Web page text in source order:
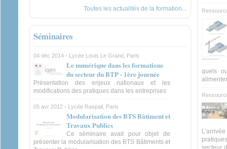
Toutes les actualités de la formation...
Séminaires
04 déc 2014 - Lycée Louis Le Grand, Paris
Le numérique dans les formations
du secteur du BTP - 1ère journée
Présentation des enjeux nationaux et les
modifications des pratiques dans les entreprises
05 avr 2012 - Lycée Raspail, Paris
Modularisation des BTS Bâtiment et
Travaux Publics
Ce séminaire avait pour objet de
présenter la modularisation des BTS Bâtiments et
quels
secteur